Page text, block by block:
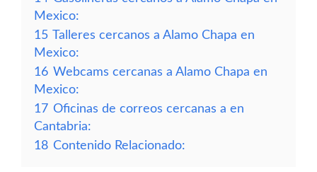
Mexico:
15 Talleres cercanos a Alamo Chapa en
Mexico:
16 Webcams cercanas a Alamo Chapa en
Mexico:
17 Oficinas de correos cercanas a en
Cantabria:
18 Contenido Relacionado: